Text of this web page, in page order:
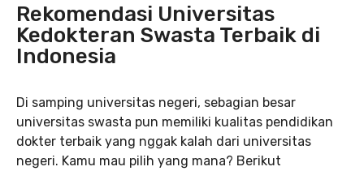
Rekomendasi Universitas
Kedokteran Swasta Terbaik di
Indonesia
Di samping universitas negeri, sebagian besar
universitas swasta pun memiliki kualitas pendidikan
dokter terbaik yang nggak kalah dari universitas
negeri. Kamu mau pilih yang mana? Berikut